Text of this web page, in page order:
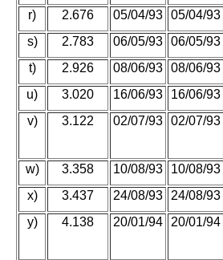
r) 2.676 05/04/93 05/04/93
s) 2.783 06/05/93 06/05/93
t) 2.926 08/06/93 08/06/93
u) 3.020 16/06/93 16/06/93
v) 3.122 02/07/93 02/07/93
w) 3.358 10/08/93 10/08/93
x) 3.437 24/08/93 24/08/93
y) 4.138 20/01/94 20/01/94